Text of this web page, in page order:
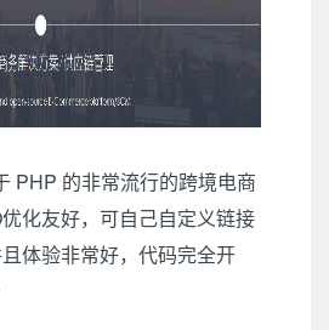
PHP 的非常流行的跨境电商
化友好，可自己自定义链接
体验非常好，代码完全开